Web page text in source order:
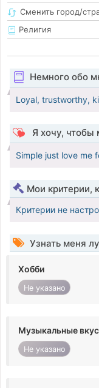
Сменить город/
Религия
Немного обо
Loyal, trustworthy,
Я хочу, чтобы
Simple just love me
Мои критерии,
Критерии не
Узнать меня
Хобби
Не указано
Музыкальные
Не указано